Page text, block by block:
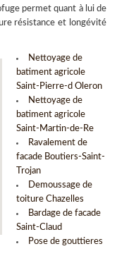
permet quant à lui de
résistance et longévité
Nettoyage de
batiment agricole
Saint-Pierre-d Oleron
Nettoyage de
batiment agricole
Saint-Martin-de-Re
Ravalement de
facade Boutiers-Saint-
Trojan
Demoussage de
toiture Chazelles
Bardage de facade
Saint-Claud
Pose de gouttieres